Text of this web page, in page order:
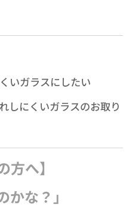
いガラスにしたい
しにくいガラスのお取り
方へ】
かな？」